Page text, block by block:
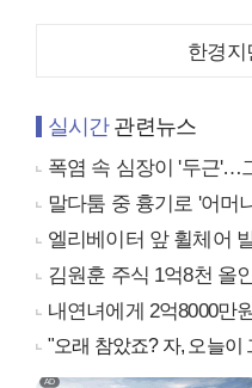
한경지
실시간관련뉴스
폭염 속 심장이 '두근'…
말다툼 중 흉기로 '어머
엘리베이터 앞 휠체어
김원훈 주식 1억8천 올
내연녀에게 2억8000만
"오래 참았죠? 자, 오늘이